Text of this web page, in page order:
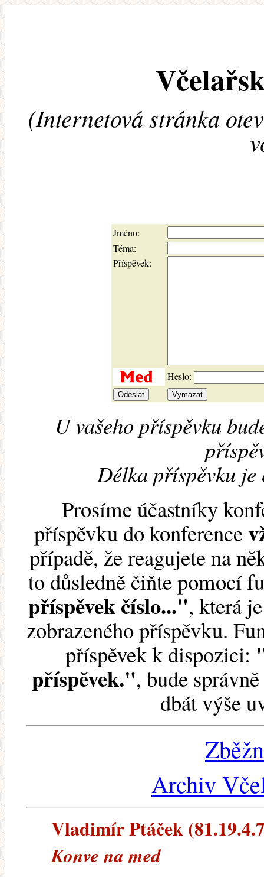
(Internetová stránka
Jméno:
Téma:
Příspěvek:
Heslo:
U vašeho příspěvku
Délka příspěvku je
Prosíme účastníky
příspěvku do konference
případě, že reagujete na
to důsledně čiňte pomocí
příspěvek číslo...", která
zobrazeného příspěvku.
příspěvek k dispozici:
příspěvek.", bude
dbát výše
Archiv
Vladimír Ptáček
Konve na med